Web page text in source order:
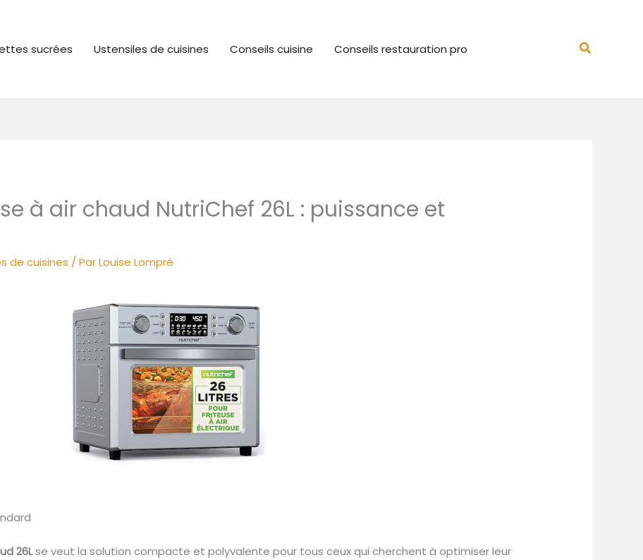
sucrées Ustensiles de cuisines Conseils cuisine Conseils restauration pro
à air chaud NutriChef 26L : puissance et
de cuisines / ParLouise Lompré
26Lse veut la solution compacte et polyvalente pour tous ceux qui cherchent à optimiser leur